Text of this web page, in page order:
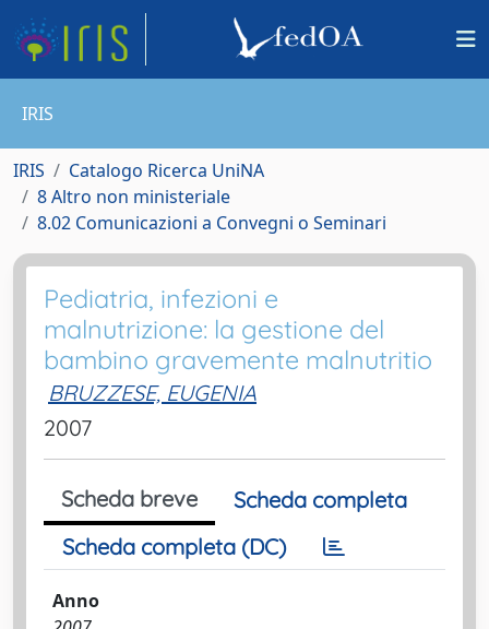
IRIS
IRIS
Catalogo Ricerca UniNA
8 Altro non ministeriale
8.02 Comunicazioni a Convegni o Seminari
Pediatria, infezioni e
malnutrizione: la gestione del
bambino gravemente malnutritio
BRUZZESE, EUGENIA
2007
Scheda breve
Scheda completa
Scheda completa (DC)
Anno